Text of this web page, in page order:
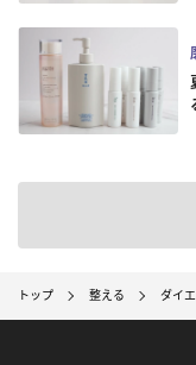
トップ 整える ダイ